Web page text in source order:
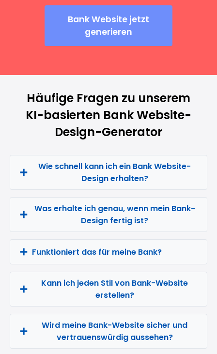
Bank Website jetzt
generieren
Häufige Fragen zu unserem
KI-basierten Bank Website-
Design-Generator
Wie schnell kann ich ein Bank Website-
Design erhalten?
Was erhalte ich genau, wenn mein Bank-
Design fertig ist?
Funktioniert das für meine Bank?
Kann ich jeden Stil von Bank-Website
erstellen?
Wird meine Bank-Website sicher und
vertrauenswürdig aussehen?